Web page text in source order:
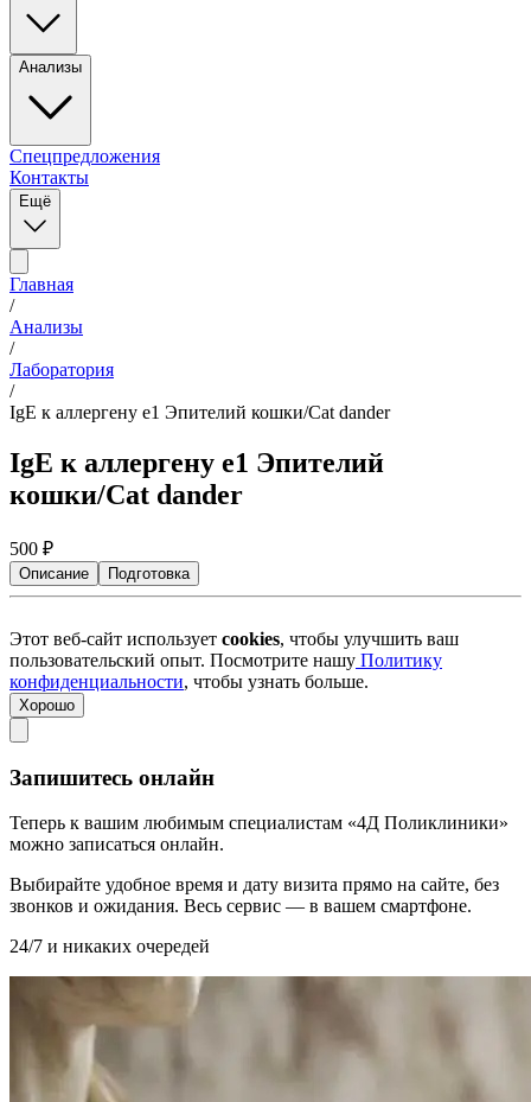
Анализы
Спецпредложения
Контакты
Ещё
Главная
/
Анализы
/
Лаборатория
/
IgE к аллергену e1 Эпителий кошки/Cat dander
IgE к аллергену e1 Эпителий
кошки/Cat dander
500 ₽
Описание Подготовка
Этот веб-сайт использует cookies, чтобы улучшить ваш
пользовательский опыт. Посмотрите нашу Политику
конфиденциальности, чтобы узнать больше.
Хорошо
Запишитесь онлайн
Теперь к вашим любимым специалистам «4Д Поликлиники»
можно записаться онлайн.
Выбирайте удобное время и дату визита прямо на сайте, без
звонков и ожидания. Весь сервис — в вашем смартфоне.
24/7 и никаких очередей